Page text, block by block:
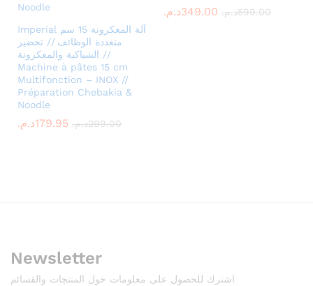
Imperial آلة المعكرونة 15 سم
متعددة الوظائف // تحضير
الشباكية والمعكرونة //
Machine à pâtes 15 cm
Multifonction – INOX //
Préparation Chebakia &
Noodle
179.95د.م. 299.00د.م.
349.00د.م. 599.00د.م.
Newsletter
اشترك للحصول على معلومات حول المنتجات والقسائم